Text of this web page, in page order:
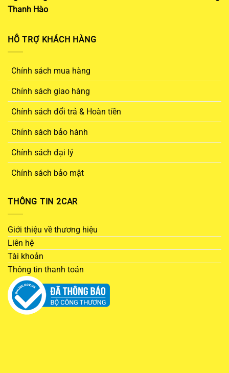
Thanh Hào
HỖ TRỢ KHÁCH HÀNG
Chính sách mua hàng
Chính sách giao hàng
Chính sách đổi trả & Hoàn tiền
Chính sách bảo hành
Chính sách đại lý
Chính sách bảo mật
THÔNG TIN 2CAR
Giới thiệu về thương hiệu
Liên hệ
Tài khoản
Thông tin thanh toán